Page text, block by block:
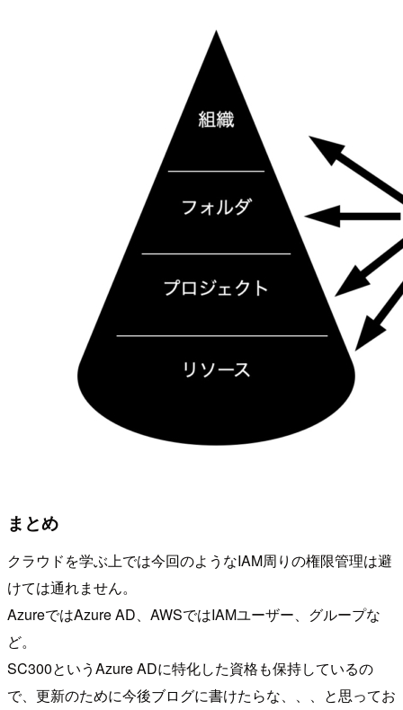
まとめ
クラウドを学ぶ上では今回のようなIAM周りの権限管理は避
けては通れません。
AzureではAzure AD、AWSではIAMユーザー、グループな
ど。
SC300というAzure ADに特化した資格も保持しているの
で、更新のために今後ブログに書けたらな、、、と思ってお